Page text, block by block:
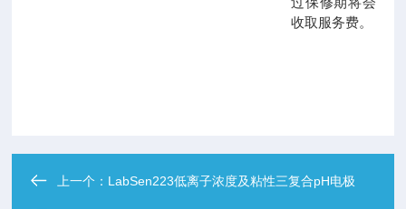
收取服务费。
上一个： LabSen223低离子浓度及粘性三复合pH电极